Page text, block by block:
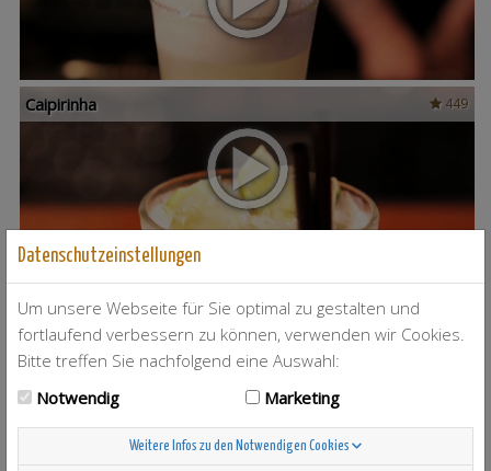
449
Caipirinha
Datenschutzeinstellungen
Um unsere Webseite für Sie optimal zu gestalten und
fortlaufend verbessern zu können, verwenden wir Cookies.
Bitte treffen Sie nachfolgend eine Auswahl:
Notwendig
Marketing
Weitere Infos zu den Notwendigen Cookies